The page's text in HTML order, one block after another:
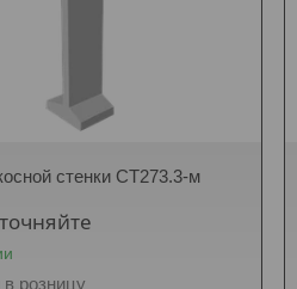
стенки СТ273.3-м
розницу